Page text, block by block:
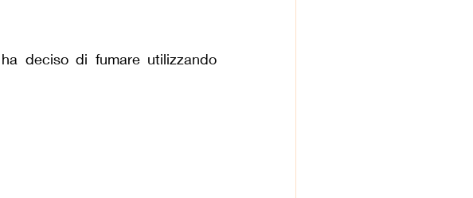
deciso di fumare utilizzando